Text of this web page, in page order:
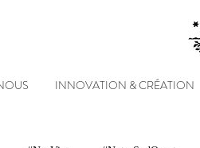
INNOVATION & CRÉATION